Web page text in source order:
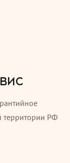
территории РФ